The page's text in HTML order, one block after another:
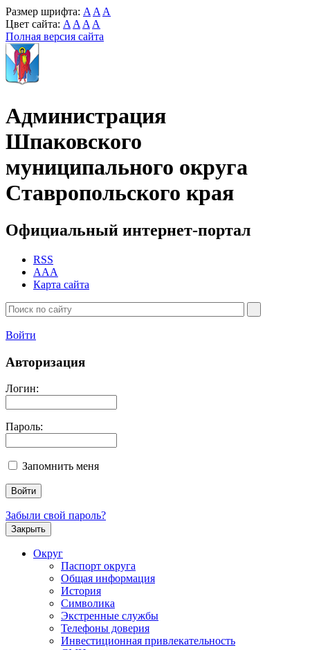
Размер шрифта: A A A
Цвет сайта: A A A A
Полная версия сайта
Администрация
Шпаковского
муниципального округа
Ставропольского края
Официальный интернет-портал
RSS
AAA
Карта сайта
Войти
Авторизация
Логин:
Пароль:
Запомнить меня
Забыли свой пароль?
Закрыть
Округ
Паспорт округа
Общая информация
История
Символика
Экстренные службы
Телефоны доверия
Инвестиционная привлекательность